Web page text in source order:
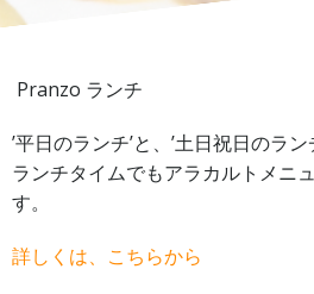
Pranzo ランチ
’平日のランチ’と、’土日祝日のラン
ランチタイムでもアラカルトメニ
す。
詳しくは、こちらから